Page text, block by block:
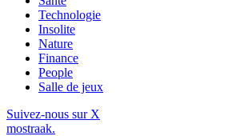
Technologie
Insolite
Nature
Finance
People
Salle de jeux
Suivez-nous sur X
mostraak.